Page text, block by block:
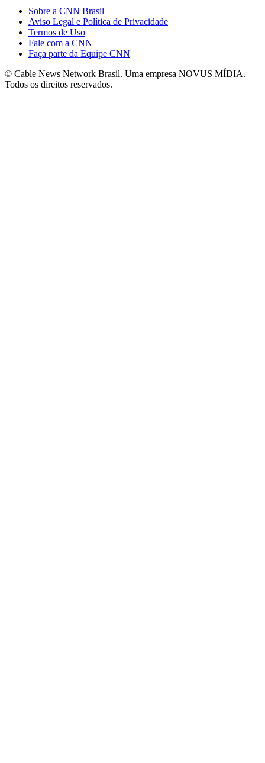
Sobre a CNN Brasil
Aviso Legal e Política de Privacidade
Termos de Uso
Fale com a CNN
Faça parte da Equipe CNN
© Cable News Network Brasil. Uma empresa NOVUS MÍDIA.
Todos os direitos reservados.